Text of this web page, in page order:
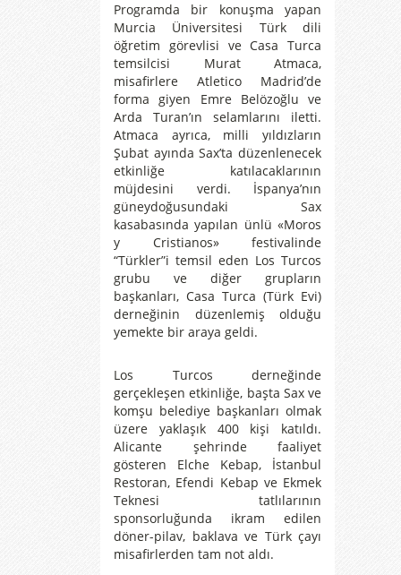
Programda bir konuşma yapan
Murcia Üniversitesi Türk dili
öğretim görevlisi ve Casa Turca
temsilcisi Murat Atmaca,
misafirlere Atletico Madrid’de
forma giyen Emre Belözoğlu ve
Arda Turan’ın selamlarını iletti.
Atmaca ayrıca, milli yıldızların
Şubat ayında Sax’ta düzenlenecek
etkinliğe katılacaklarının
müjdesini verdi. İspanya’nın
güneydoğusundaki Sax
kasabasında yapılan ünlü «Moros
y Cristianos» festivalinde
“Türkler”i temsil eden Los Turcos
grubu ve diğer grupların
başkanları, Casa Turca (Türk Evi)
derneğinin düzenlemiş olduğu
yemekte bir araya geldi.
Los Turcos derneğinde
gerçekleşen etkinliğe, başta Sax ve
komşu belediye başkanları olmak
üzere yaklaşık 400 kişi katıldı.
Alicante şehrinde faaliyet
gösteren Elche Kebap, İstanbul
Restoran, Efendi Kebap ve Ekmek
Teknesi tatlılarının
sponsorluğunda ikram edilen
döner-pilav, baklava ve Türk çayı
misafirlerden tam not aldı.